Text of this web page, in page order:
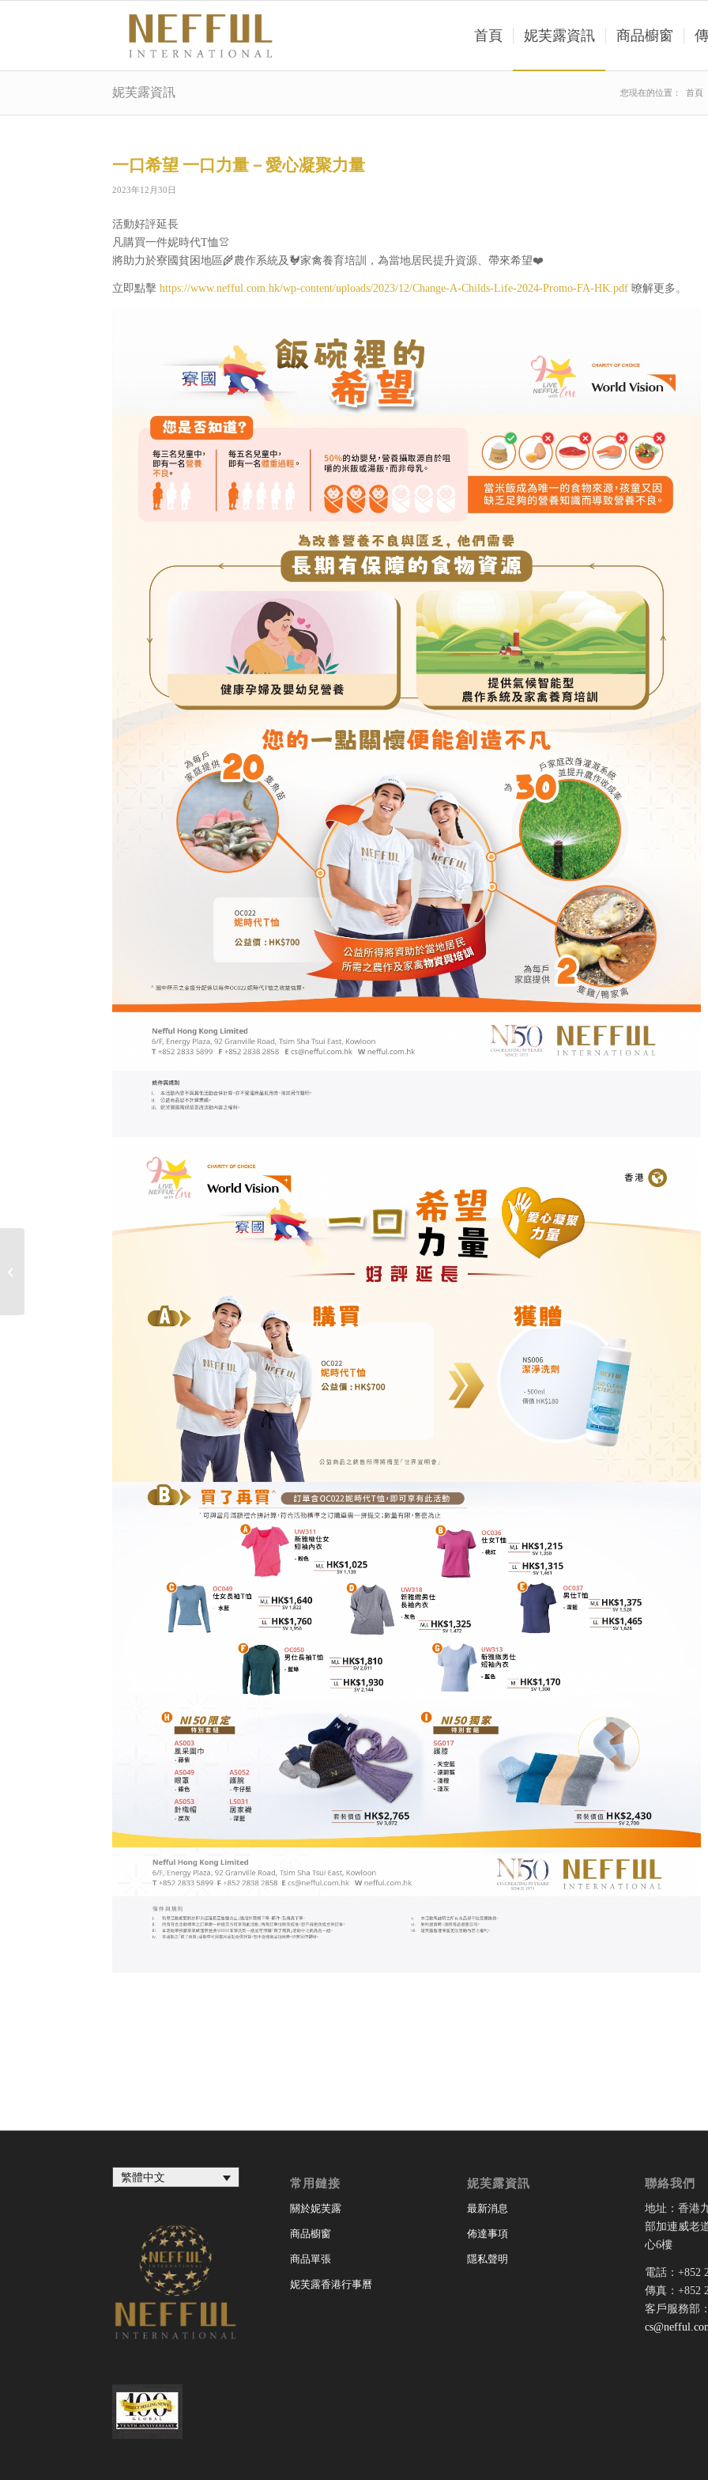
首頁 妮芙露資訊 商品櫥窗
妮芙露資訊 您現在的位置： 首頁
一口希望 一口力量－愛心凝聚力量
2023年12月30日
活動好評延長
凡購買一件妮時代T恤👚
將助力於寮國貧困地區🌾農作系統及🐓家禽養育培訓，為當地居民提升資源、帶來希望❤️
立即點擊 https://www.nefful.com.hk/wp-content/uploads/2023/12/Change-A-Childs-Life-2024-Promo-FA-HK.pdf 暸解更多。
繁體中文 常用鏈接
關於妮芙露
商品櫥窗
商品單張
妮芙露香港行事曆
妮芙露資訊
最新消息
佈達事項
隱私聲明
聯絡我們
地址：香港
部加連威老
心6樓
電話：+852
傳真：+852
客戶服務部